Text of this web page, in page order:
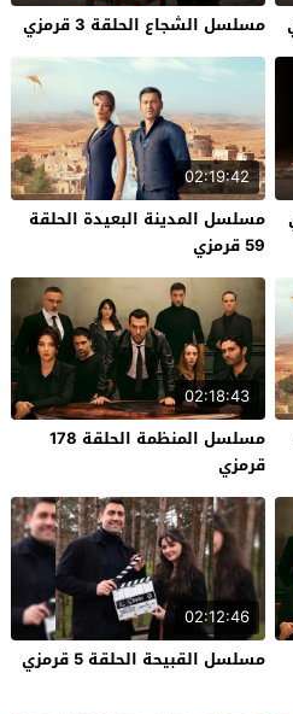
مسلسل الشجاع الحلقة 3 قرمزي
02:19:42
مسلسل المدينة البعيدة الحلقة
59 قرمزي
02:18:43
مسلسل المنظمة الحلقة 178
قرمزي
02:12:46
مسلسل القبيحة الحلقة 5 قرمزي